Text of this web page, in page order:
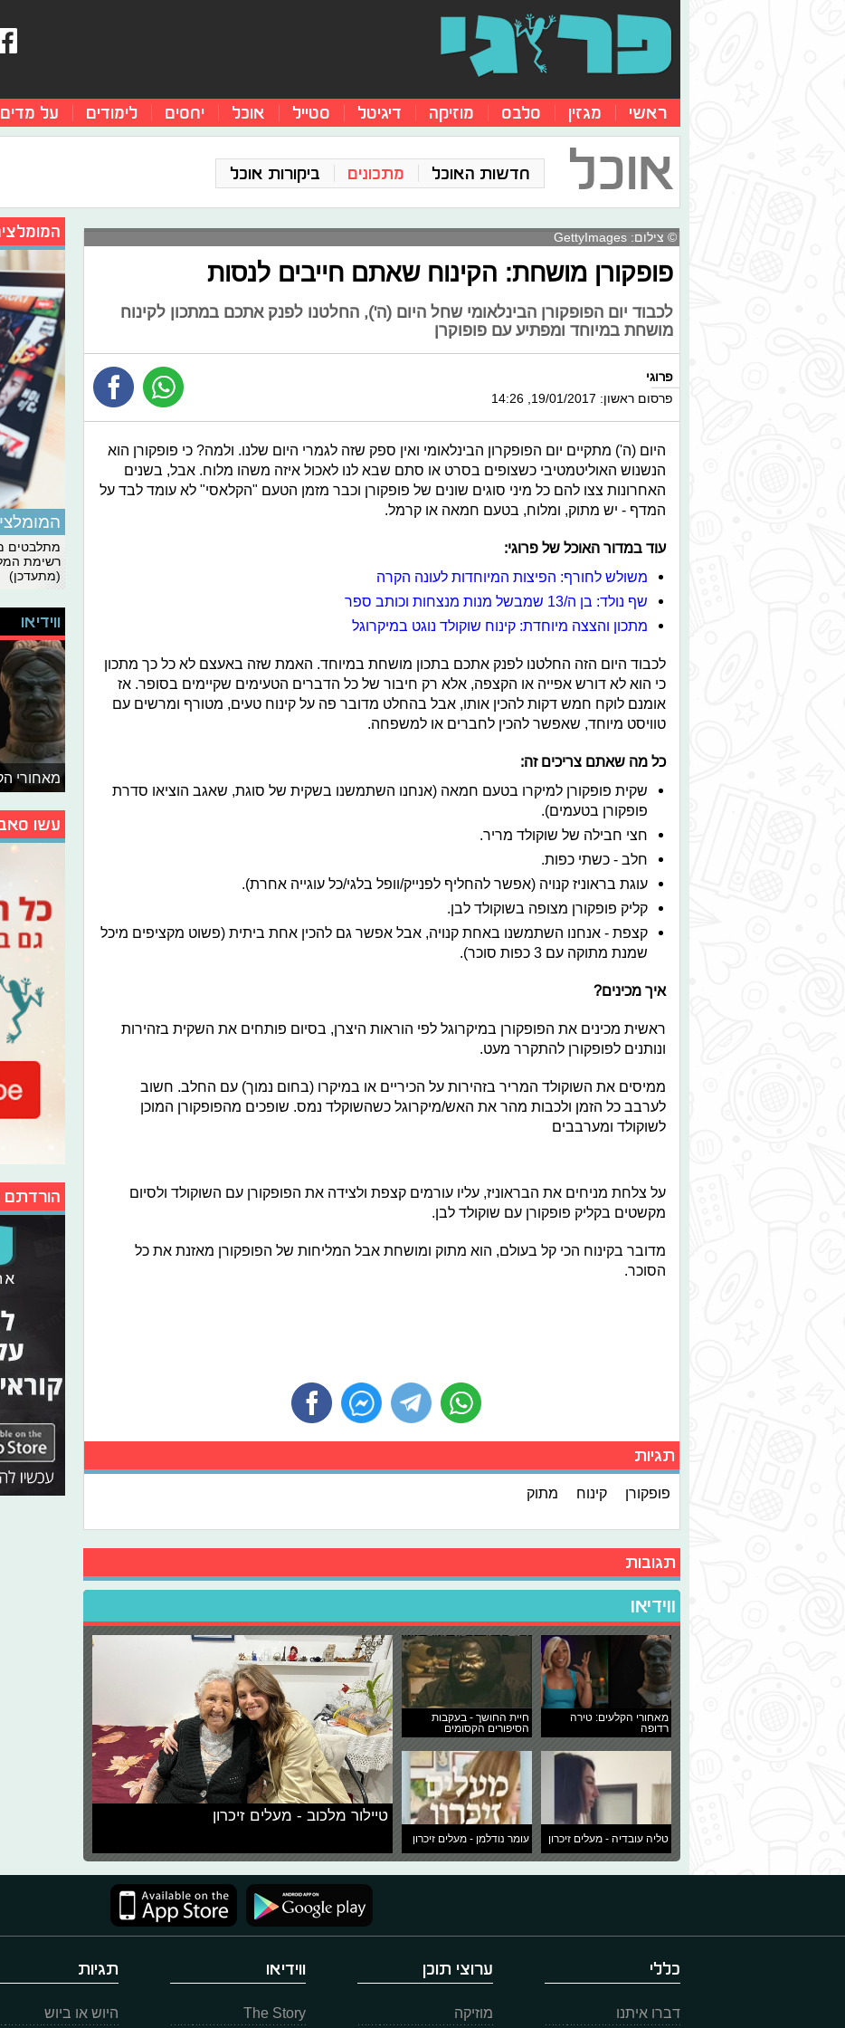
ראשי מגזין סלבס מוזיקה דיגיטל סטייל אוכל יחסים לימודים על מדים
אוכל חדשות האוכל מתכונים ביקורות אוכל
© צילום: GettyImages
פופקורן מושחת: הקינוח שאתם חייבים לנסות
לכבוד יום הפופקורן הבינלאומי שחל היום (ה'), החלטנו לפנק אתכם במתכון לקינוח
מושחת במיוחד ומפתיע עם פופוקרן
פרוגי
פרסום ראשון: 19/01/2017, 14:26
היום (ה') מתקיים יום הפופקרון הבינלאומי ואין ספק שזה לגמרי היום שלנו. ולמה? כי פופקורן הוא
הנשנוש האוליטמטיבי כשצופים בסרט או סתם שבא לנו לאכול איזה משהו מלוח. אבל, בשנים
האחרונות צצו להם כל מיני סוגים שונים של פופקורן וכבר מזמן הטעם "הקלאסי" לא עומד לבד על
המדף - יש מתוק, ומלוח, בטעם חמאה או קרמל.
עוד במדור האוכל של פרוגי:
משולש לחורף: הפיצות המיוחדות לעונה הקרה
שף נולד: בן ה/13 שמבשל מנות מנצחות וכותב ספר
מתכון והצצה מיוחדת: קינוח שוקולד נוגט במיקרוגל
לכבוד היום הזה החלטנו לפנק אתכם בתכון מושחת במיוחד. האמת שזה באעצם לא כל כך מתכון
כי הוא לא דורש אפייה או הקצפה, אלא רק חיבור של כל הדברים הטעימים שקיימים בסופר. אז
אומנם לוקח חמש דקות להכין אותו, אבל בהחלט מדובר פה על קינוח טעים, מטורף ומרשים עם
טוויסט מיוחד, שאפשר להכין לחברים או למשפחה.
כל מה שאתם צריכים זה:
שקית פופקורן למיקרו בטעם חמאה (אנחנו השתמשנו בשקית של סוגת, שאגב הוציאו סדרת
פופקורן בטעמים).
חצי חבילה של שוקולד מריר.
חלב - כשתי כפות.
עוגת בראוניז קנויה (אפשר להחליף לפנייק/וופל בלגי/כל עוגייה אחרת).
קליק פופקורן מצופה בשוקולד לבן.
קצפת - אנחנו השתמשנו באחת קנויה, אבל אפשר גם להכין אחת ביתית (פשוט מקציפים מיכל
שמנת מתוקה עם 3 כפות סוכר).
איך מכינים?
ראשית מכינים את הפופקורן במיקרוגל לפי הוראות היצרן, בסיום פותחים את השקית בזהירות
ונותנים לפופקורן להתקרר מעט.
ממיסים את השוקולד המריר בזהירות על הכיריים או במיקרו (בחום נמוך) עם החלב. חשוב
לערבב כל הזמן ולכבות מהר את האש/מיקרוגל כשהשוקלד נמס. שופכים מהפופקורן המוכן
לשוקולד ומערבבים
על צלחת מניחים את הבראוניז, עליו עורמים קצפת ולצידה את הפופקורן עם השוקולד ולסיום
מקשטים בקליק פופקורן עם שוקולד לבן.
מדובר בקינוח הכי קל בעולם, הוא מתוק ומושחת אבל המליחות של הפופקורן מאזנת את כל
הסוכר.
תגיות
פופקורן קינוח מתוק
תגובות
ווידיאו
מאחורי הקלעים: טירה
רדופה
חיית החושך - בעקבות
הסיפורים הקסומים
טליה עובדיה - מעלים זיכרון עומר נודלמן - מעלים זיכרון
טיילור מלכוב - מעלים זיכרון
מתלבטים
רשימת
(מתעדכן)
ווידיאו
מאחורי
עשו
הורדתם
כללי
דברו איתנו
ערוצי תוכן
מוזיקה
ווידיאו
The Story
תגיות
היוש או ביוש